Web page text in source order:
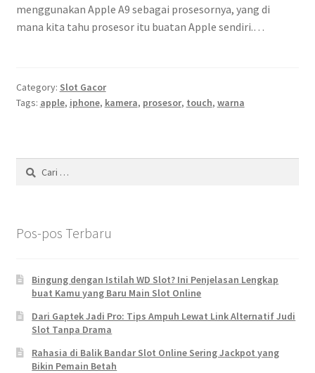
menggunakan Apple A9 sebagai prosesornya, yang di
mana kita tahu prosesor itu buatan Apple sendiri.…
Category: Slot Gacor
Tags: apple, iphone, kamera, prosesor, touch, warna
Cari
untuk:
Pos-pos Terbaru
Bingung dengan Istilah WD Slot? Ini Penjelasan Lengkap
buat Kamu yang Baru Main Slot Online
Dari Gaptek Jadi Pro: Tips Ampuh Lewat Link Alternatif Judi
Slot Tanpa Drama
Rahasia di Balik Bandar Slot Online Sering Jackpot yang
Bikin Pemain Betah